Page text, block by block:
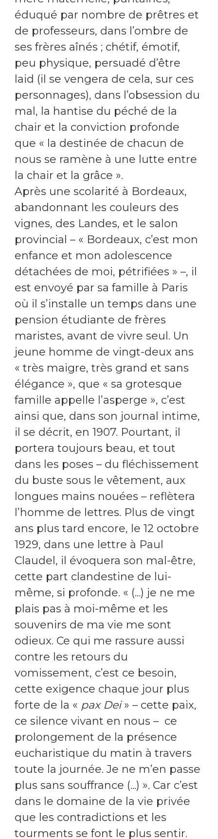
éduqué par nombre de prêtres et
de professeurs, dans l’ombre de
ses frères aînés ; chétif, émotif,
peu physique, persuadé d’être
laid (il se vengera de cela, sur ces
personnages), dans l’obsession du
mal, la hantise du péché de la
chair et la conviction profonde
que « la destinée de chacun de
nous se ramène à une lutte entre
la chair et la grâce ».
Après une scolarité à Bordeaux,
abandonnant les couleurs des
vignes, des Landes, et le salon
provincial – « Bordeaux, c’est mon
enfance et mon adolescence
détachées de moi, pétrifiées » –, il
est envoyé par sa famille à Paris
où il s’installe un temps dans une
pension étudiante de frères
maristes, avant de vivre seul. Un
jeune homme de vingt-deux ans
« très maigre, très grand et sans
élégance », que « sa grotesque
famille appelle l’asperge », c’est
ainsi que, dans son journal intime,
il se décrit, en 1907. Pourtant, il
portera toujours beau, et tout
dans les poses – du fléchissement
du buste sous le vêtement, aux
longues mains nouées – reflètera
l’homme de lettres. Plus de vingt
ans plus tard encore, le 12 octobre
1929, dans une lettre à Paul
Claudel, il évoquera son mal-être,
cette part clandestine de lui-
même, si profonde. « (...) je ne me
plais pas à moi-même et les
souvenirs de ma vie me sont
odieux. Ce qui me rassure aussi
contre les retours du
vomissement, c’est ce besoin,
cette exigence chaque jour plus
forte de la « pax Dei» – cette paix,
ce silence vivant en nous – ce
prolongement de la présence
eucharistique du matin à travers
toute la journée. Je ne m’en passe
plus sans souffrance (...) ». Car c’est
dans le domaine de la vie privée
que les contradictions et les
tourments se font le plus sentir.